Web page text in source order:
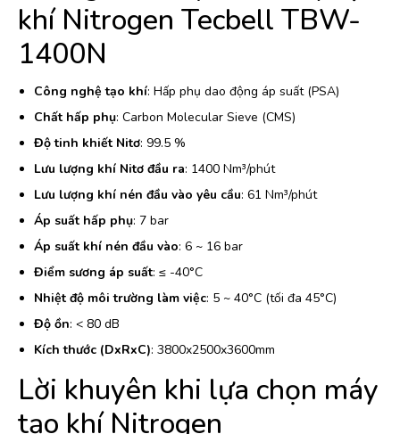
khí Nitrogen Tecbell TBW-
1400N
Công nghệ tạo khí: Hấp phụ dao động áp suất (PSA)
Chất hấp phụ: Carbon Molecular Sieve (CMS)
Độ tinh khiết Nitơ: 99.5 %
Lưu lượng khí Nitơ đầu ra: 1400 Nm³/phút
Lưu lượng khí nén đầu vào yêu cầu: 61 Nm³/phút
Áp suất hấp phụ: 7 bar
Áp suất khí nén đầu vào: 6 ~ 16 bar
Điểm sương áp suất: ≤ -40°C
Nhiệt độ môi trường làm việc: 5 ~ 40°C (tối đa 45°C)
Độ ồn: < 80 dB
Kích thước (DxRxC): 3800x2500x3600mm
Lời khuyên khi lựa chọn máy
tạo khí Nitrogen